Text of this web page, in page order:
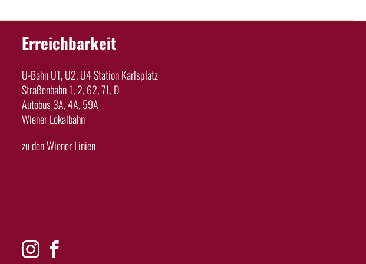
Erreichbarkeit
U-Bahn U1, U2, U4 Station Karlsplatz
Straßenbahn 1, 2, 62, 71, D
Autobus 3A, 4A, 59A
Wiener Lokalbahn
zu den Wiener Linien